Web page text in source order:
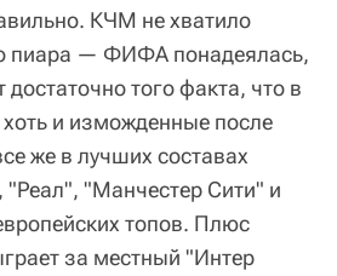
КЧМ не хватило
пиара — ФИФА понадеялась,
того факта, что в
и изможденные после
же в лучших составах
"Манчестер Сити" и
топов. Плюс
за местный "Интер